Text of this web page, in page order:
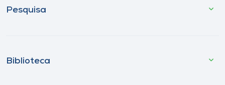
Pesquisa
Biblioteca